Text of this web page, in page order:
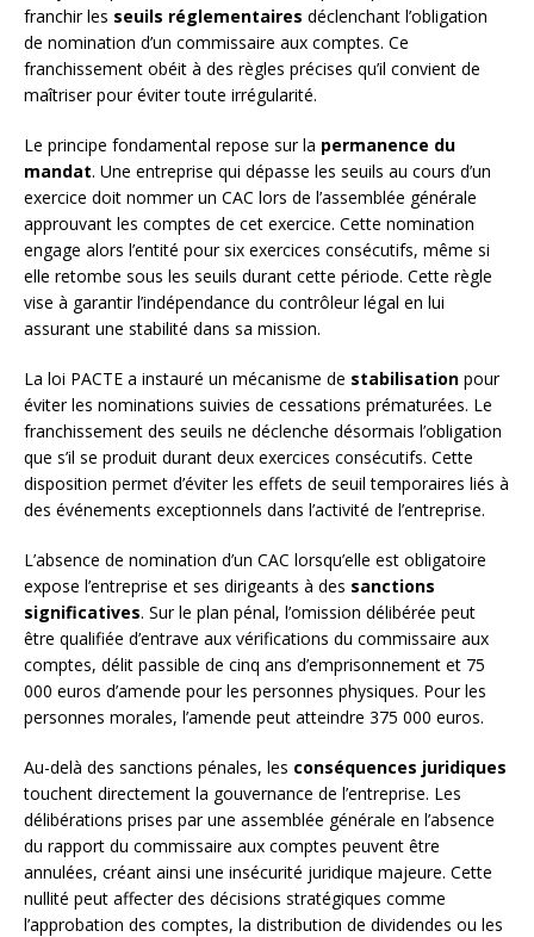
franchir les seuils réglementaires déclenchant l’obligation
de nomination d’un commissaire aux comptes. Ce
franchissement obéit à des règles précises qu’il convient de
maîtriser pour éviter toute irrégularité.
Le principe fondamental repose sur la permanence du
mandat. Une entreprise qui dépasse les seuils au cours d’un
exercice doit nommer un CAC lors de l’assemblée générale
approuvant les comptes de cet exercice. Cette nomination
engage alors l’entité pour six exercices consécutifs, même si
elle retombe sous les seuils durant cette période. Cette règle
vise à garantir l’indépendance du contrôleur légal en lui
assurant une stabilité dans sa mission.
La loi PACTE a instauré un mécanisme de stabilisation pour
éviter les nominations suivies de cessations prématurées. Le
franchissement des seuils ne déclenche désormais l’obligation
que s’il se produit durant deux exercices consécutifs. Cette
disposition permet d’éviter les effets de seuil temporaires liés à
des événements exceptionnels dans l’activité de l’entreprise.
L’absence de nomination d’un CAC lorsqu’elle est obligatoire
expose l’entreprise et ses dirigeants à des sanctions
significatives. Sur le plan pénal, l’omission délibérée peut
être qualifiée d’entrave aux vérifications du commissaire aux
comptes, délit passible de cinq ans d’emprisonnement et 75
000 euros d’amende pour les personnes physiques. Pour les
personnes morales, l’amende peut atteindre 375 000 euros.
Au-delà des sanctions pénales, les conséquences juridiques
touchent directement la gouvernance de l’entreprise. Les
délibérations prises par une assemblée générale en l’absence
du rapport du commissaire aux comptes peuvent être
annulées, créant ainsi une insécurité juridique majeure. Cette
nullité peut affecter des décisions stratégiques comme
l’approbation des comptes, la distribution de dividendes ou les